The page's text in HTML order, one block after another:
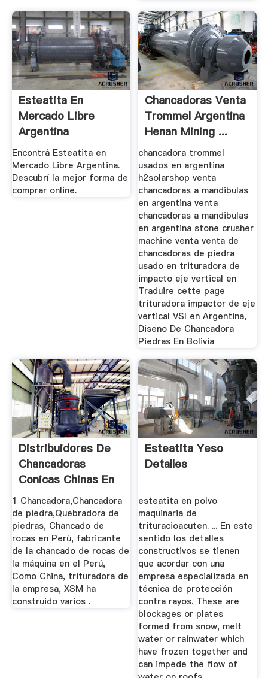
Esteatita En
Mercado Libre
Argentina
Encontrá Esteatita en
Mercado Libre Argentina.
Descubrí la mejor forma de
comprar online.
Chancadoras Venta
Trommel Argentina
Henan Mining ...
chancadora trommel
usados en argentina
h2solarshop venta
chancadoras a mandibulas
en argentina venta
chancadoras a mandibulas
en argentina stone crusher
machine venta venta de
chancadoras de piedra
usado en trituradora de
impacto eje vertical en
Traduire cette page
trituradora impactor de eje
vertical VSI en Argentina,
Diseno De Chancadora
Piedras En Bolivia
Distribuidores De
Chancadoras
Conicas Chinas En
PeruXSM ...
1 Chancadora,Chancadora
de piedra,Quebradora de
piedras, Chancado de
rocas en Perú, fabricante
de la chancado de rocas de
la máquina en el Perú,
Como China, trituradora de
la empresa, XSM ha
construido varios .
Esteatita Yeso
Detalles
esteatita en polvo
maquinaria de
trituracioacuten. ... En este
sentido los detalles
constructivos se tienen
que acordar con una
empresa especializada en
técnica de protección
contra rayos. These are
blockages or plates
formed from snow, melt
water or rainwater which
have frozen together and
can impede the flow of